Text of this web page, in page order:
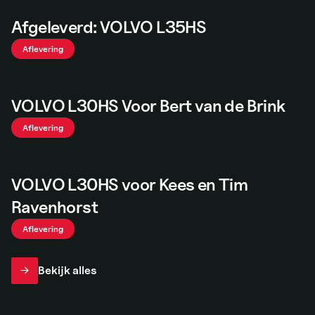
Bekijk alles
Afgeleverd: VOLVO L35HS
Aflevering
VOLVO L30HS Voor Bert van de Brink
Aflevering
VOLVO L30HS voor Kees en Tim
Ravenhorst
Aflevering